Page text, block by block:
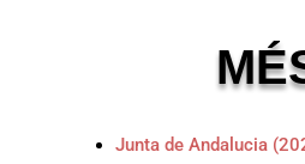
Junta de Andalucia